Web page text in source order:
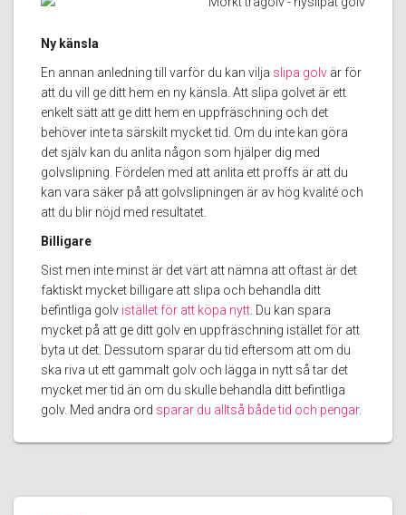
Ny känsla
En annan anledning till varför du kan vilja slipa golv är för
att du vill ge ditt hem en ny känsla. Att slipa golvet är ett
enkelt sätt att ge ditt hem en uppfräschning och det
behöver inte ta särskilt mycket tid. Om du inte kan göra
det själv kan du anlita någon som hjälper dig med
golvslipning. Fördelen med att anlita ett proffs är att du
kan vara säker på att golvslipningen är av hög kvalité och
att du blir nöjd med resultatet.
Billigare
Sist men inte minst är det värt att nämna att oftast är det
faktiskt mycket billigare att slipa och behandla ditt
befintliga golv istället för att köpa nytt. Du kan spara
mycket på att ge ditt golv en uppfräschning istället för att
byta ut det. Dessutom sparar du tid eftersom att om du
ska riva ut ett gammalt golv och lägga in nytt så tar det
mycket mer tid än om du skulle behandla ditt befintliga
golv. Med andra ord sparar du alltså både tid och pengar.